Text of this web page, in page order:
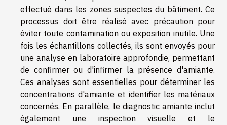
effectué dans les zones suspectes du bâtiment. Ce
processus doit être réalisé avec précaution pour
éviter toute contamination ou exposition inutile. Une
fois les échantillons collectés, ils sont envoyés pour
une analyse en laboratoire approfondie, permettant
de confirmer ou d'infirmer la présence d'amiante.
Ces analyses sont essentielles pour déterminer les
concentrations d'amiante et identifier les matériaux
concernés. En parallèle, le diagnostic amiante inclut
également une inspection visuelle et le